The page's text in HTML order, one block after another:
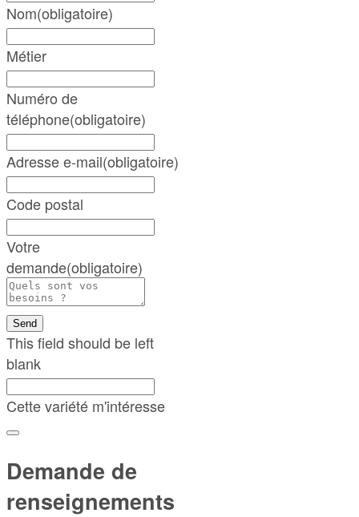
Nom(obligatoire)
Métier
Numéro de
téléphone(obligatoire)
Adresse e-mail(obligatoire)
Code postal
Votre
demande(obligatoire)
Send
This field should be left
blank
Cette variété m'intéresse
Demande de
renseignements